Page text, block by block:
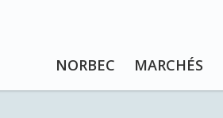
NORBEC MARCHÉS